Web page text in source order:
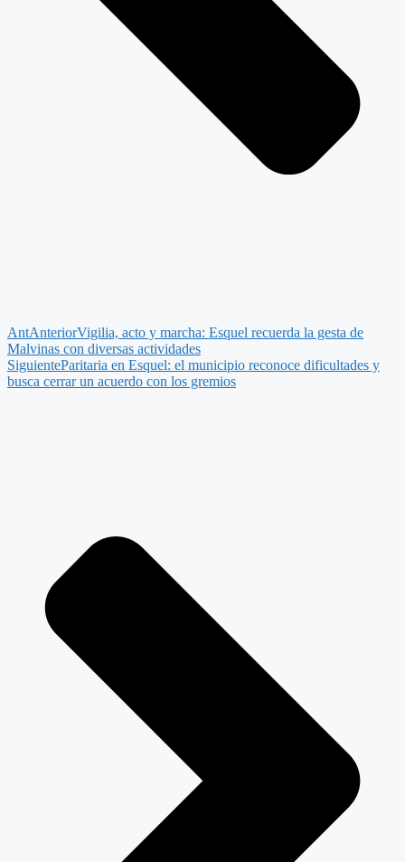
AntAnteriorVigilia, acto y marcha: Esquel recuerda la gesta de
Malvinas con diversas actividades
SiguienteParitaria en Esquel: el municipio reconoce dificultades y
busca cerrar un acuerdo con los gremios